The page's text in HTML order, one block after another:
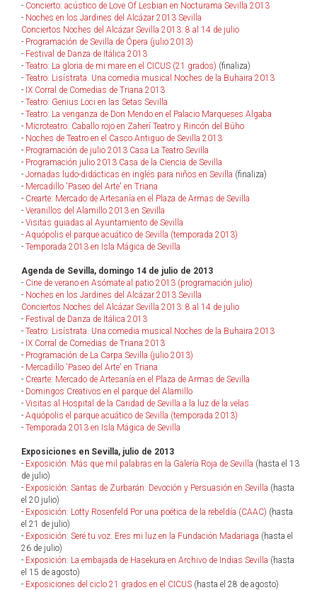
- Concierto: acústico de Love Of Lesbian en Nocturama Sevilla 2013
- Noches en los Jardines del Alcázar 2013 Sevilla
Conciertos Noches del Alcázar Sevilla 2013: 8 al 14 de julio
- Programación de Sevilla de Ópera (julio 2013)
- Festival de Danza de Itálica 2013
- Teatro: La gloria de mi mare en el CICUS (21 grados) (finaliza)
- Teatro: Lisístrata. Una comedia musical Noches de la Buhaira 2013
- IX Corral de Comedias de Triana 2013
- Teatro: Genius Loci en las Setas Sevilla
- Teatro: La venganza de Don Mendo en el Palacio Marqueses Algaba
- Microteatro: Caballo rojo en Zaherí Teatro y Rincón del Búho
- Noches de Teatro en el Casco Antiguo de Sevilla 2013
- Programación de julio 2013 Casa La Teatro Sevilla
- Programación julio 2013 Casa de la Ciencia de Sevilla
- Jornadas ludo-didácticas en inglés para niños en Sevilla (finaliza)
- Mercadillo 'Paseo del Arte' en Triana
- Crearte: Mercado de Artesanía en el Plaza de Armas de Sevilla
- Veranillos del Alamillo 2013 en Sevilla
- Visitas guiadas al Ayuntamiento de Sevilla
- Aquópolis el parque acuático de Sevilla (temporada 2013)
- Temporada 2013 en Isla Mágica de Sevilla
Agenda de Sevilla, domingo 14 de julio de 2013
- Cine de verano en Asómate al patio 2013 (programación julio)
- Noches en los Jardines del Alcázar 2013 Sevilla
Conciertos Noches del Alcázar Sevilla 2013: 8 al 14 de julio
- Festival de Danza de Itálica 2013
- Teatro: Lisístrata. Una comedia musical Noches de la Buhaira 2013
- IX Corral de Comedias de Triana 2013
- Programación de La Carpa Sevilla (julio 2013)
- Mercadillo 'Paseo del Arte' en Triana
- Crearte: Mercado de Artesanía en el Plaza de Armas de Sevilla
- Domingos Creativos en el parque del Alamillo
- Visitas al Hospital de la Caridad de Sevilla a la luz de la velas
- Aquópolis el parque acuático de Sevilla (temporada 2013)
- Temporada 2013 en Isla Mágica de Sevilla
Exposiciones en Sevilla, julio de 2013
- Exposición: Más que mil palabras en la Galería Roja de Sevilla (hasta el 13
de julio)
- Exposición: Santas de Zurbarán: Devoción y Persuasión en Sevilla (hasta
el 20 julio)
- Exposición: Lotty Rosenfeld Por una poética de la rebeldía (CAAC) (hasta
el 21 de julio)
- Exposición: Seré tu voz. Eres mi luz en la Fundación Madariaga (hasta el
26 de julio)
- Exposición: La embajada de Hasekura en Archivo de Indias Sevilla (hasta
el 15 de agosto)
- Exposiciones del ciclo 21 grados en el CICUS (hasta el 28 de agosto)